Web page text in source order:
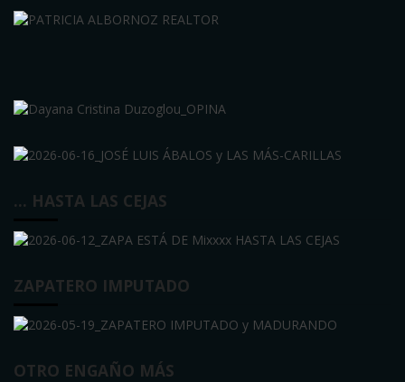
… HASTA LAS CEJAS
ZAPATERO IMPUTADO
OTRO ENGAÑO MÁS